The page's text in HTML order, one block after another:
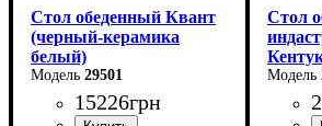
Стол обеденный Квант
(черный-керамика
белый)
29501
15226грн
Стол